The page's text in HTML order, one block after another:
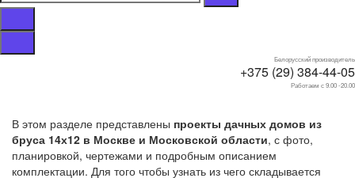
Белорусский производитель
+375 (29) 384-44-05
Работаем с 9.00 -20.00
Дачные дома 14х12
из бруса
В этом разделе представлены проекты дачных домов из
бруса 14х12 в Москве и Московской области, с фото,
планировкой, чертежами и подробным описанием
комплектации. Для того чтобы узнать из чего складывается